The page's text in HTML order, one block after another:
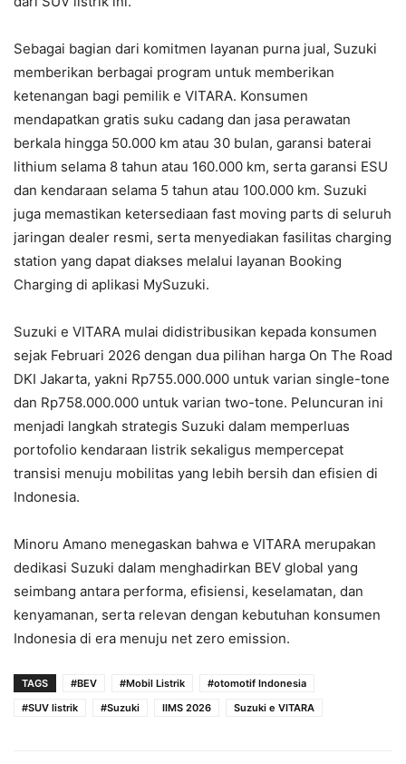
Sebagai bagian dari komitmen layanan purna jual, Suzuki
memberikan berbagai program untuk memberikan
ketenangan bagi pemilik e VITARA. Konsumen
mendapatkan gratis suku cadang dan jasa perawatan
berkala hingga 50.000 km atau 30 bulan, garansi baterai
lithium selama 8 tahun atau 160.000 km, serta garansi ESU
dan kendaraan selama 5 tahun atau 100.000 km. Suzuki
juga memastikan ketersediaan fast moving parts di seluruh
jaringan dealer resmi, serta menyediakan fasilitas charging
station yang dapat diakses melalui layanan Booking
Charging di aplikasi MySuzuki.
Suzuki e VITARA mulai didistribusikan kepada konsumen
sejak Februari 2026 dengan dua pilihan harga On The Road
DKI Jakarta, yakni Rp755.000.000 untuk varian single-tone
dan Rp758.000.000 untuk varian two-tone. Peluncuran ini
menjadi langkah strategis Suzuki dalam memperluas
portofolio kendaraan listrik sekaligus mempercepat
transisi menuju mobilitas yang lebih bersih dan efisien di
Indonesia.
Minoru Amano menegaskan bahwa e VITARA merupakan
dedikasi Suzuki dalam menghadirkan BEV global yang
seimbang antara performa, efisiensi, keselamatan, dan
kenyamanan, serta relevan dengan kebutuhan konsumen
Indonesia di era menuju net zero emission.
TAGS #BEV #Mobil Listrik
#otomotif Indonesia
#SUV listrik
#Suzuki IIMS 2026 Suzuki e VITARA